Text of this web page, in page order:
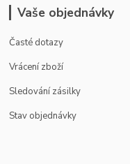
Vaše objednávky
Časté dotazy
Vrácení zboží
Sledování zásilky
Stav objednávky